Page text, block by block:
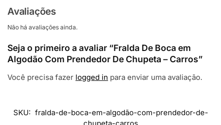
Avaliações
Não há avaliações ainda.
Seja o primeiro a avaliar “Fralda De Boca em
Algodão Com Prendedor De Chupeta – Carros”
Você precisa fazer logged in para enviar uma avaliação.
SKU: fralda-de-boca-em-algodão-com-prendedor-de-